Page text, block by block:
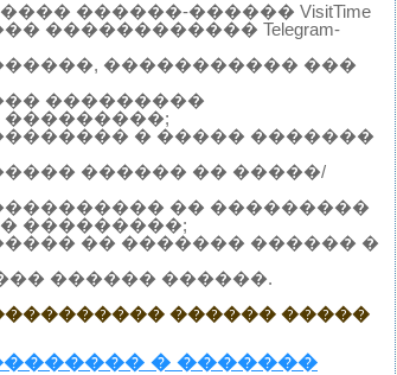
������-������ VisitTime
������������ Telegram-
����������� ���
���������
� ����� �������
������ �� �����/
�� ���������
���������;
�� ������� ������ �
������ ������.
������ �����
� �������